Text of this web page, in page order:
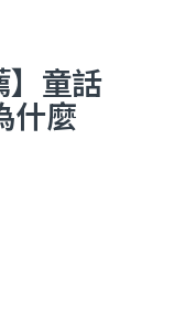
】童話
什麼